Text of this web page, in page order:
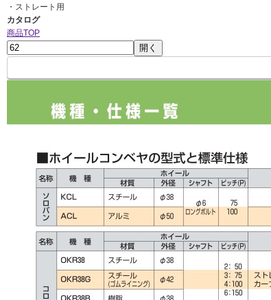
・ストレート用
カタログ
商品TOP
開く